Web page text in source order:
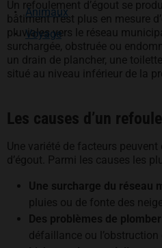
Animaux
Voyage
Un refoulement d’égout se
bâtiment n’est plus en mesure
pluviales vers le réseau
surchargée, obstruée ou
un drain de plancher, une
situé au niveau inférieur de la
Les causes d’un
Une variété de facteurs
d’égout. Parmi les causes les
Une surcharge du réseau
pluies ou de fonte des
Des problèmes de
défaillance ou l’obstruction